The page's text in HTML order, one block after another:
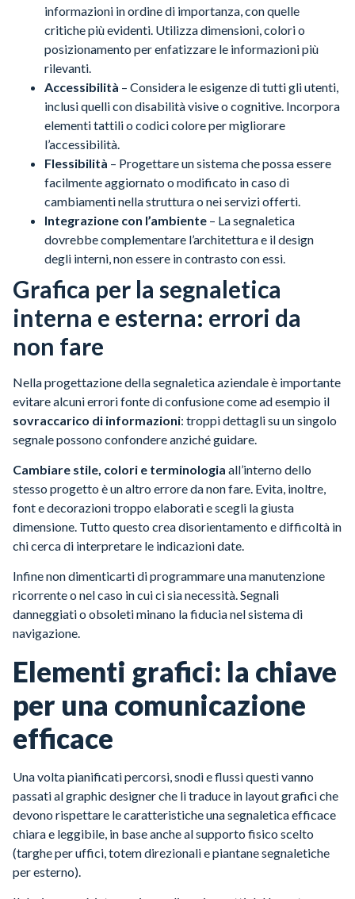
informazioni in ordine di importanza, con quelle
critiche più evidenti. Utilizza dimensioni, colori o
posizionamento per enfatizzare le informazioni più
rilevanti.
Accessibilità – Considera le esigenze di tutti gli utenti,
inclusi quelli con disabilità visive o cognitive. Incorpora
elementi tattili o codici colore per migliorare
l’accessibilità.
Flessibilità – Progettare un sistema che possa essere
facilmente aggiornato o modificato in caso di
cambiamenti nella struttura o nei servizi offerti.
Integrazione con l’ambiente – La segnaletica
dovrebbe complementare l’architettura e il design
degli interni, non essere in contrasto con essi.
Grafica per la segnaletica
interna e esterna: errori da
non fare
Nella progettazione della segnaletica aziendale è importante
evitare alcuni errori fonte di confusione come ad esempio il
sovraccarico di informazioni: troppi dettagli su un singolo
segnale possono confondere anziché guidare.
Cambiare stile, colori e terminologia all’interno dello
stesso progetto è un altro errore da non fare. Evita, inoltre,
font e decorazioni troppo elaborati e scegli la giusta
dimensione. Tutto questo crea disorientamento e difficoltà in
chi cerca di interpretare le indicazioni date.
Infine non dimenticarti di programmare una manutenzione
ricorrente o nel caso in cui ci sia necessità. Segnali
danneggiati o obsoleti minano la fiducia nel sistema di
navigazione.
Elementi grafici: la chiave
per una comunicazione
efficace
Una volta pianificati percorsi, snodi e flussi questi vanno
passati al graphic designer che li traduce in layout grafici che
devono rispettare le caratteristiche una segnaletica efficace
chiara e leggibile, in base anche al supporto fisico scelto
(targhe per uffici, totem direzionali e piantane segnaletiche
per esterno).